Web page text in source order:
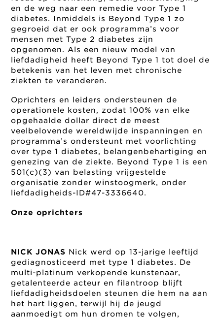
en de weg naar een remedie voor Type 1
diabetes. Inmiddels is Beyond Type 1 zo
gegroeid dat er ook programma’s voor
mensen met Type 2 diabetes zijn
opgenomen. Als een nieuw model van
liefdadigheid heeft Beyond Type 1 tot doel de
betekenis van het leven met chronische
ziekten te veranderen.
Oprichters en leiders ondersteunen de
operationele kosten, zodat 100% van elke
opgehaalde dollar direct de meest
veelbelovende wereldwijde inspanningen en
programma’s ondersteunt met voorlichting
over type 1 diabetes, belangenbehartiging en
genezing van de ziekte. Beyond Type 1 is een
501(c)(3) van belasting vrijgestelde
organisatie zonder winstoogmerk, onder
liefdadigheids-ID#47-3336640.
Onze oprichters
NICK JONAS Nick werd op 13-jarige leeftijd
gediagnosticeerd met type 1 diabetes. De
multi-platinum verkopende kunstenaar,
getalenteerde acteur en filantroop blijft
liefdadigheidsdoelen steunen die hem na aan
het hart liggen, terwijl hij de jeugd
aanmoedigt om hun dromen te volgen,